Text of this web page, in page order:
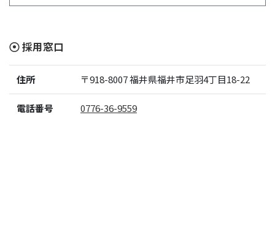
採用窓口
住所 〒918-8007福井県福井市足羽4丁目18-22
電話番号 0776-36-9559